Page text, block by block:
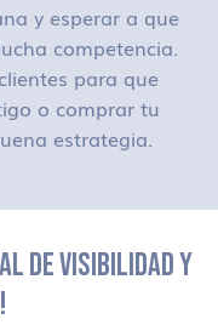
y esperar a que
competencia.
para que
o comprar tu
estrategia.
DE VISIBILIDAD Y